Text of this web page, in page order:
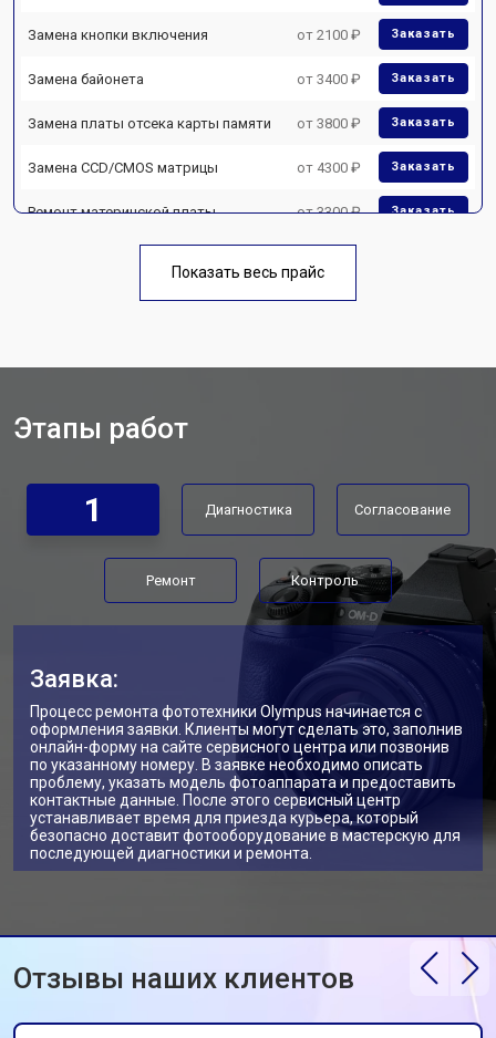
Замена кнопки включения от 2100 ₽ Заказать
Замена байонета от 3400 ₽ Заказать
Замена платы отсека карты памяти от 3800 ₽ Заказать
Замена CCD/CMOS матрицы от 4300 ₽ Заказать
Ремонт материнской платы от 3300 ₽ Заказать
Чистка матрицы фотоаппарата
Показать весь прайс
Этапы работ
1 Диагностика Согласование
Ремонт Контроль
Заявка:
Процесс ремонта фототехники Olympus начинается с
оформления заявки. Клиенты могут сделать это, заполнив
онлайн-форму на сайте сервисного центра или позвонив
по указанному номеру. В заявке необходимо описать
проблему, указать модель фотоаппарата и предоставить
контактные данные. После этого сервисный центр
устанавливает время для приезда курьера, который
безопасно доставит фотооборудование в мастерскую для
последующей диагностики и ремонта.
Отзывы наших клиентов